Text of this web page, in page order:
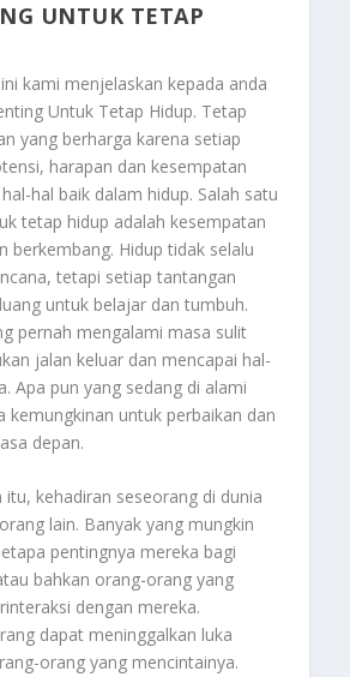
UNTUK TETAP
kami menjelaskan kepada anda
Untuk Tetap Hidup. Tetap
yang berharga karena setiap
harapan dan kesempatan
hal baik dalam hidup. Salah satu
tetap hidup adalah kesempatan
berkembang. Hidup tidak selalu
tetapi setiap tantangan
untuk belajar dan tumbuh.
pernah mengalami masa sulit
jalan keluar dan mencapai hal-
Apa pun yang sedang di alami
kemungkinan untuk perbaikan dan
depan.
itu, kehadiran seseorang di dunia
lain. Banyak yang mungkin
pentingnya mereka bagi
bahkan orang-orang yang
dengan mereka.
dapat meninggalkan luka
orang yang mencintainya.